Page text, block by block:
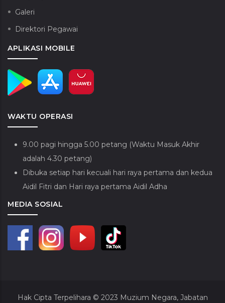
Galeri
Direktori Pegawai
APLIKASI MOBILE
WAKTU OPERASI
9.00 pagi hingga 5.00 petang (Waktu Masuk Akhir
adalah 4.30 petang)
Dibuka setiap hari kecuali hari raya pertama dan kedua
Aidil Fitri dan Hari raya pertama Aidil Adha
MEDIA SOSIAL
Hak Cipta Terpelihara © 2023 Muzium Negara, Jabatan